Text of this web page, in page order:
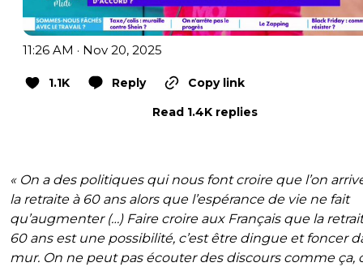
11:26 AM · Nov 20, 2025
1.1K Reply
Copy link
Read 1.4K replies
« On a des politiques qui nous font croire que l’on
la retraite à 60 ans alors que l’espérance de vie ne fait
qu’augmenter (…) Faire croire aux Français que la
60 ans est une possibilité, c’est être dingue et foncer
mur. On ne peut pas écouter des discours comme ça,